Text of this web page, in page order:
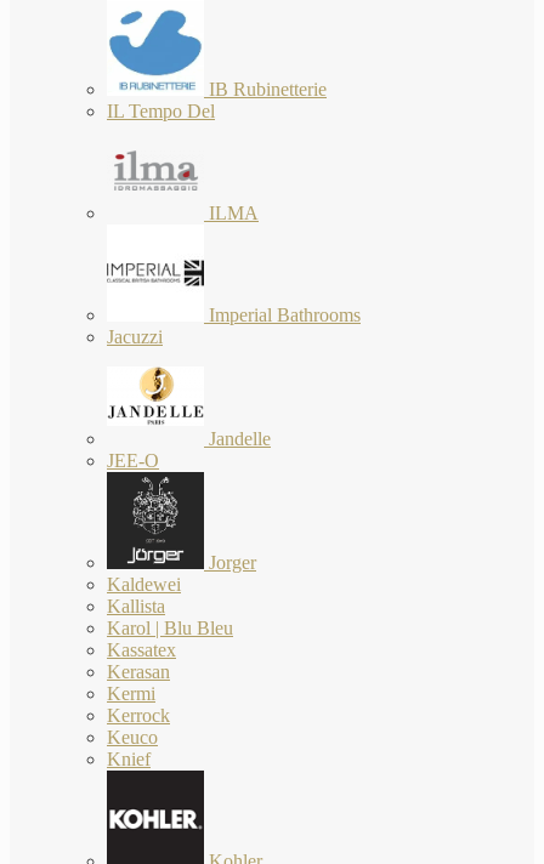
IB Rubinetterie
IL Tempo Del
ILMA
Imperial Bathrooms
Jacuzzi
Jandelle
JEE-O
Jorger
Kaldewei
Kallista
Karol | Blu Bleu
Kassatex
Kerasan
Kermi
Kerrock
Keuco
Knief